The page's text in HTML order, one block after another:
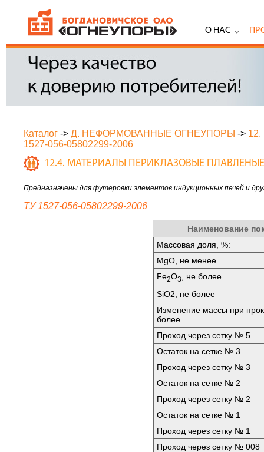
О НАС
Каталог -> Д. НЕФОРМОВАННЫЕ ОГНЕУПОРЫ ->
1527-056-05802299-2006
12.4. МАТЕРИАЛЫ ПЕРИКЛАЗОВЫЕ ПЛАВЛЕНЫЕ
Предназначены для футеровки элементов индукционных печей и
ТУ 1527-056-05802299-2006
Наименование
Массовая доля, %:
МgО, не менее
Fe2O3
, не более
SiО2, не более
Изменение массы при
более
Проход через сетку № 5
Остаток на сетке № 3
Проход через сетку № 3
Остаток на сетке № 2
Проход через сетку № 2
Остаток на сетке № 1
Проход через сетку № 1
Проход через сетку № 008